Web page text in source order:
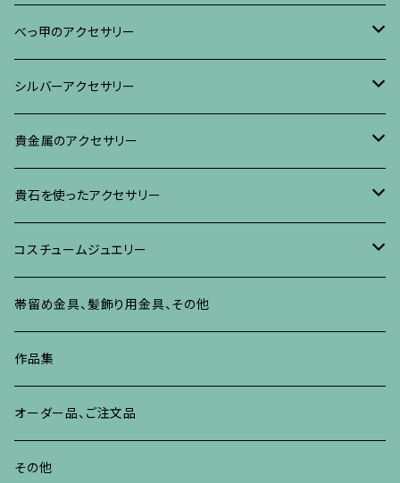
ブレスレット・バングル、その他
ブレスレット、その他
ネックレス、ペンダント
リング
ブレスレット、その他
イヤリング・ピアス
ネックレス、ペンダント
リング
ブレスレット、その他
べっ甲に蒔絵のアクセサリー
ブローチ
イヤリング・ピアス
真珠に蒔絵のアクセサリー
ブローチ
イヤリング、ピアス
水晶に蒔絵のアクセサリー
ブローチ
イヤリング、ピアス
朴の木やポプラに蒔絵のアクセサリー
ブローチ
イヤリング・ピアス
その他の蒔絵のアクセサリー
べっ甲のアクセサリー
ブローチ
イヤリング、ピアス
ネックレス、ペンダント
リング
ブレスレット、バングル、その他
シルバーアクセサリー
ブローチ
イヤリング、ピアス
ネックレス、ペンダント
リング
ブレスレット、バングル、その他
貴金属のアクセサリー
ブローチ
イヤリング、ピアス
ネックレス、ペンダント
ブレスレット、その他
リング
貴石を使ったアクセサリー
ブローチ
イヤリング、ピアス
ネックレス、ペンダント
リング
ブレスレット、バングル
コスチュームジュエリー
ブローチ
イヤリング、ピアス
ネックレス、ペンダント
リング
帯留め金具、髪飾り用金具、その他
作品集
オーダー品、ご注文品
その他